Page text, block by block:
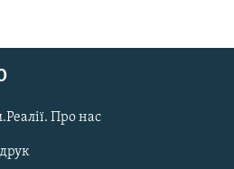
Про нас